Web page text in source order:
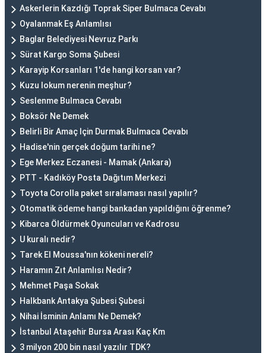
Askerlerin Kazdığı Toprak Siper Bulmaca Cevabı
Oyalanmak Eş Anlamlısı
Baglar Belediyesi Nevruz Parkı
Sürat Kargo Soma Şubesi
Karayip Korsanları 1'de hangi korsan var?
Kuzu lokum nerenin meşhur?
Seslenme Bulmaca Cevabı
Boksör Ne Demek
Belirli Bir Amaç Için Durmak Bulmaca Cevabı
Hadise'nin gerçek doğum tarihi ne?
Ege Merkez Eczanesi - Mamak (Ankara)
PTT - Kadıköy Posta Dağıtım Merkezi
Toyota Corolla paket sıralaması nasıl yapılır?
Otomatik ödeme hangi bankadan yapıldığını öğrenme?
Kibarca Öldürmek Oyuncuları ve Kadrosu
U kuralı nedir?
Tarek El Moussa'nın kökeni nereli?
Haramın Zıt Anlamlısı Nedir?
Mehmet Paşa Sokak
Halkbank Antakya Şubesi Şubesi
Nihai İsminin Anlamı Ne Demek?
İstanbul Ataşehir Bursa Arası Kaç Km
3 milyon 200 bin nasıl yazılır TDK?